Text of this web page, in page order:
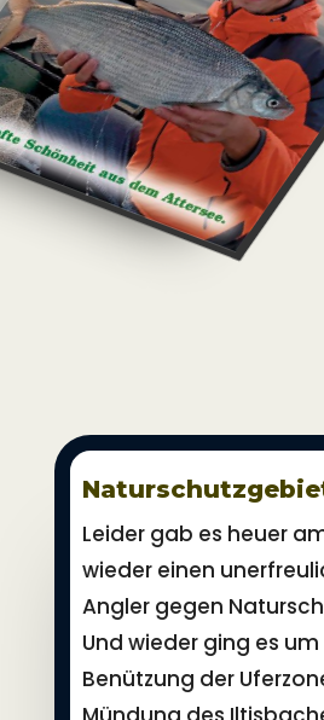
Leider gab es heuer
wieder einen
Angler gegen
Und wieder ging es um
Benützung der